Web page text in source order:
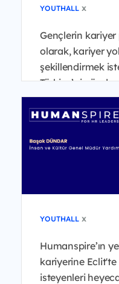
YOUTHALL x
Gençlerin
olarak, kariyer
şekillendirmek
Türkiye’nin
kaynakları
YOUTHALL x
Humanspire’ın
kariyerine
isteyenleri